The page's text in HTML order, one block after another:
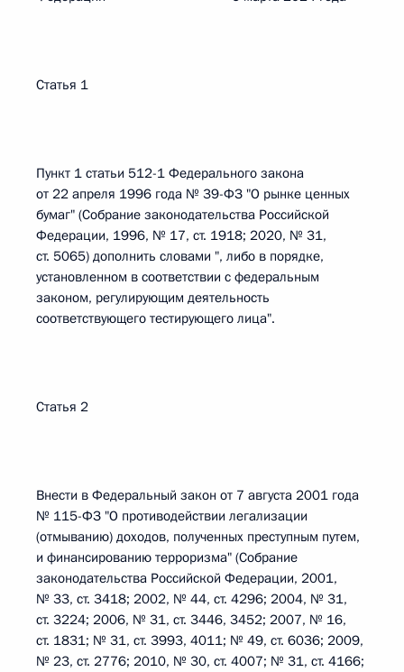
Статья 1
Пункт 1 статьи 512-1 Федерального закона
от 22 апреля 1996 года № 39-ФЗ "О рынке ценных
бумаг" (Собрание законодательства Российской
Федерации, 1996, № 17, ст. 1918; 2020, № 31,
ст. 5065) дополнить словами ", либо в порядке,
установленном в соответствии с федеральным
законом, регулирующим деятельность
соответствующего тестирующего лица".
Статья 2
Внести в Федеральный закон от 7 августа 2001 года
№ 115-ФЗ "О противодействии легализации
(отмыванию) доходов, полученных преступным путем,
и финансированию терроризма" (Собрание
законодательства Российской Федерации, 2001,
№ 33, ст. 3418; 2002, № 44, ст. 4296; 2004, № 31,
ст. 3224; 2006, № 31, ст. 3446, 3452; 2007, № 16,
ст. 1831; № 31, ст. 3993, 4011; № 49, ст. 6036; 2009,
№ 23, ст. 2776; 2010, № 30, ст. 4007; № 31, ст. 4166;